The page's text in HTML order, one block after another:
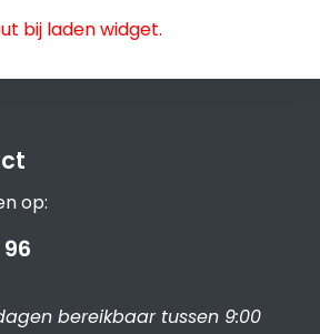
bij laden widget.
op:
bereikbaar tussen 9:00